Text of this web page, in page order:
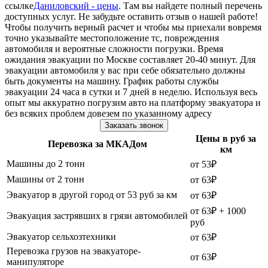
ссылкеДаниловский - цены. Там вы найдете полный перечень
доступных услуг. Не забудьте оставить отзыв о нашей работе!
Чтобы получить верный расчет и чтобы мы приехали вовремя
точно указывайте местоположение тс, повреждения
автомобиля и вероятные сложности погрузки. Время
ожидания эвакуации по Москве составляет 20-40 минут. Для
эвакуации автомобиля у вас при себе обязательно должны
быть документы на машину. График работы службы
эвакуации 24 часа в сутки и 7 дней в неделю. Используя весь
опыт мы аккуратно погрузим авто на платформу эвакуатора и
без всяких проблем довезем по указанному адресу
Заказать звонок
Перевозка за МКАДом
Цены в руб за
км
Машины до 2 тонн
от 53₽
Машины от 2 тонн
от 63₽
Эвакуатор в другой город от 53 руб за км
от 63₽
Эвакуация застрявших в грязи автомобилей от 63₽ + 1000
руб
Эвакуатор сельхозтехники
от 63₽
Перевозка грузов на эвакуаторе-
манипуляторе
от 63₽